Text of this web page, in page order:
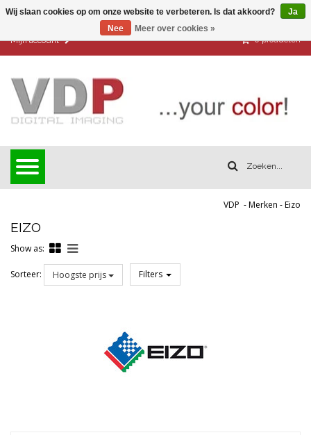
Mijn account 0 producten
VDP -Merken -Eizo
EIZO
Show as:
Sorteer: Hoogste prijs Filters
Wij slaan cookies op om onze website te verbeteren. Is dat akkoord?
Ja
Nee
Meer over cookies »